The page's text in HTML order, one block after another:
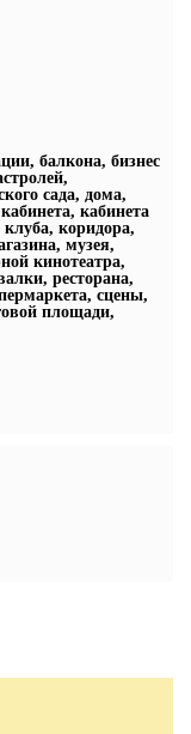
балкона, бизнес
сада, дома,
кабинета
коридора,
музея,
кинотеатра,
ресторана,
сцены,
площади,